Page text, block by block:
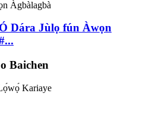
Dára Jùlọ fún Àwọn
Baichen
Kariaye